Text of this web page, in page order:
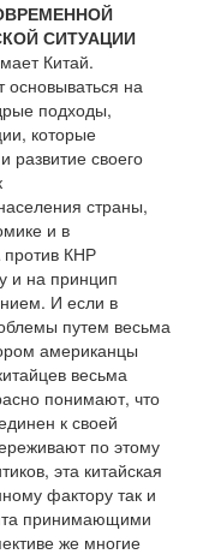
СИТУАЦИИ
Китай.
основываться на
подходы,
которые
развитие своего
страны,
и в
против КНР
и на принцип
И если в
путем весьма
американцы
весьма
понимают, что
к своей
по этому
эта китайская
фактору так и
принимающими
же многие